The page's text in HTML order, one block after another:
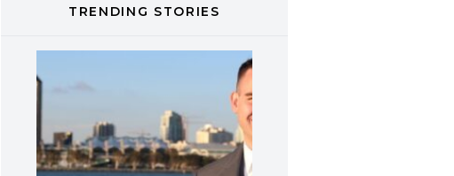
LABEL.M lancia la sua
DAVINES
cofanetti beauty preziosi
per un regalo adatto ad
ogni capello
TRENDING STORIES